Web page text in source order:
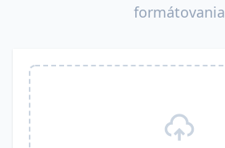
formátovania